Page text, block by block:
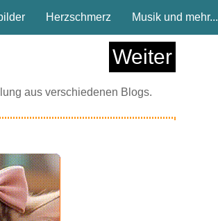
Herzschmerz Musik und mehr...
Weiter
aus verschiedenen Blogs.